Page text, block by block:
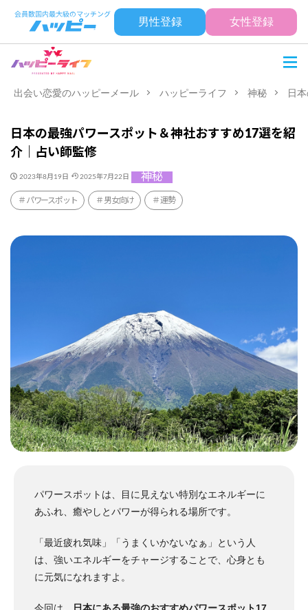
男性登録 女性登録
出会い恋愛のハッピーメール ハッピーライフ 神秘 日
日本の最強パワースポット＆神社おすすめ17選を紹
介｜占い師監修
2023年8月19日 2025年7月22日 神秘
パワースポット 男女向け 運勢
パワースポットは、目に見えない特別なエネルギーに
あふれ、癒やしとパワーが得られる場所です。
「最近疲れ気味」「うまくいかないなぁ」という人
は、強いエネルギーをチャージすることで、心身とも
に元気になれますよ。
今回は、
日本にある最強のおすすめパワースポット17